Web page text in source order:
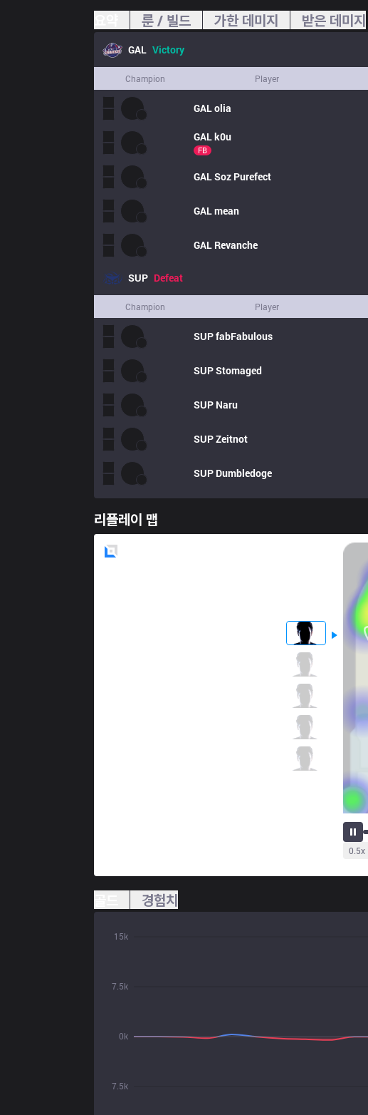
룬 / 빌드 가한 데미지 받은 데미지
GAL Victory
Champion Player
GALolia
GALk0u
FB
GALSoz Purefect
GALmean
GAL Revanche
SUP Defeat
Champion Player
SUPfabFabulous
SUPStomaged
SUP Naru
SUPZeitnot
SUP Dumbledoge
리플레이 맵
0.5x
경험치
7.5k
0k
7.5k
15k